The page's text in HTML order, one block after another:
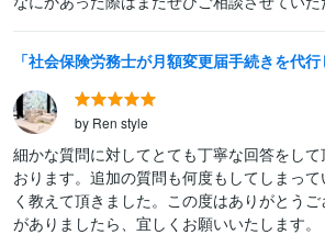
by Ren style
細かな質問に対してとても丁寧な回答をし
おります。追加の質問も何度もしてしまっ
く教えて頂きました。この度はありがとう
がありましたら、宜しくお願いいたします。